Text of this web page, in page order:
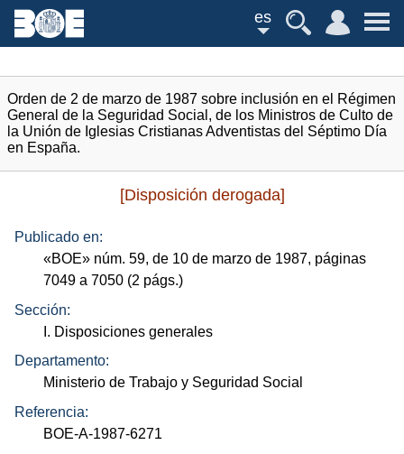
es
Orden de 2 de marzo de 1987 sobre inclusión en el Régimen
General de la Seguridad Social, de los Ministros de Culto de
la Unión de Iglesias Cristianas Adventistas del Séptimo Día
en España.
[Disposición derogada]
Publicado en:
«BOE» núm. 59, de 10 de marzo de 1987, páginas
7049 a 7050 (2 págs.)
Sección:
I. Disposiciones generales
Departamento:
Ministerio de Trabajo y Seguridad Social
Referencia:
BOE-A-1987-6271